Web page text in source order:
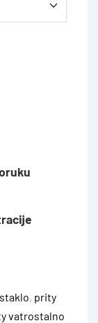
, prity
vatrostalno